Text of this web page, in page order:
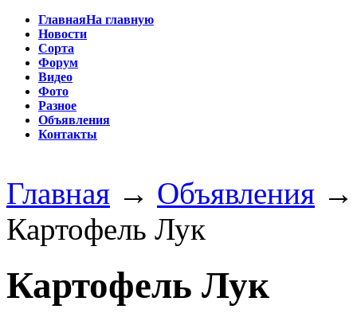
ГлавнаяНа главную
Новости
Сорта
Форум
Видео
Фото
Разное
Объявления
Контакты
Главная → Объявления
Картофель Лук
Картофель Лук